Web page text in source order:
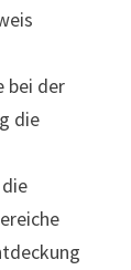
bei der
die